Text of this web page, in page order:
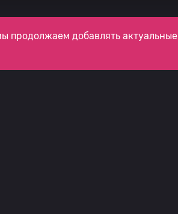
продолжаем добавлять актуальные